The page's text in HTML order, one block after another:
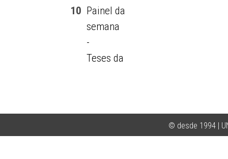
10 Painel da
semana
-
Teses da
conteúdo
© desde 1994 |